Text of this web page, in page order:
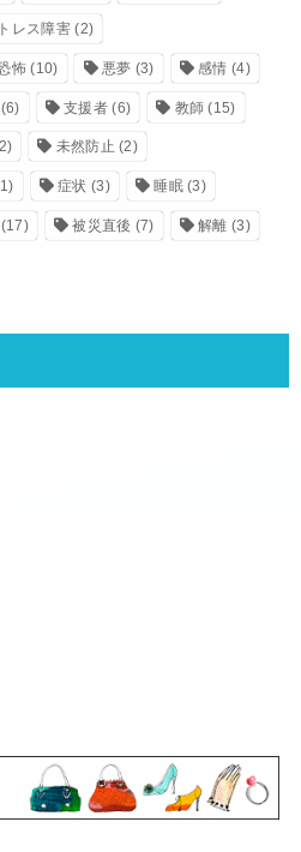
レス障害(2)
怖 (10) 悪夢 (3) 感情 (4)
(6) 支援者(6) 教師 (15)
未然防止 (2)
症状 (3) 睡眠(3)
(17) 被災直後 (7) 解離 (3)